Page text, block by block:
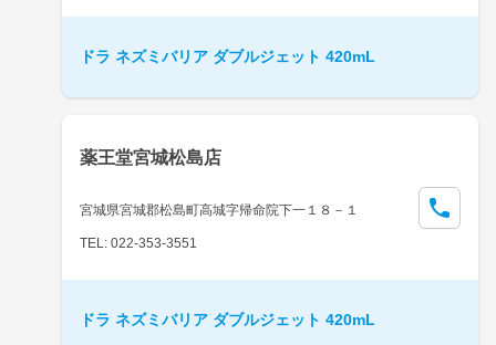
ドラ ネズミバリア ダブルジェット 420mL
薬王堂宮城松島店
宮城県宮城郡松島町高城字帰命院下一１８－１
TEL: 022-353-3551
ドラ ネズミバリア ダブルジェット 420mL